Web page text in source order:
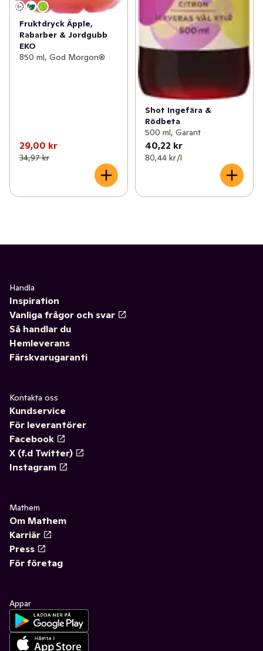
Fruktdryck Äpple,
Rabarber & Jordgubb
EKO
850 ml, God Morgon®
29,00 kr
34,97 kr
Shot Ingefära &
Rödbeta
500 ml, Garant
40,22 kr
80,44 kr /l
Handla
Inspiration
Vanliga frågor och svar
Så handlar du
Hemleverans
Färskvarugaranti
Kontakta oss
Kundservice
För leverantörer
Facebook
X (f.d Twitter)
Instagram
Mathem
Om Mathem
Karriär
Press
För företag
Appar